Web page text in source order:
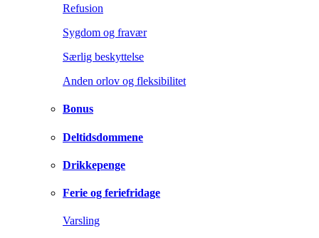
Refusion
Sygdom og fravær
Særlig beskyttelse
Anden orlov og fleksibilitet
Bonus
Deltidsdommene
Drikkepenge
Ferie og feriefridage
Varsling